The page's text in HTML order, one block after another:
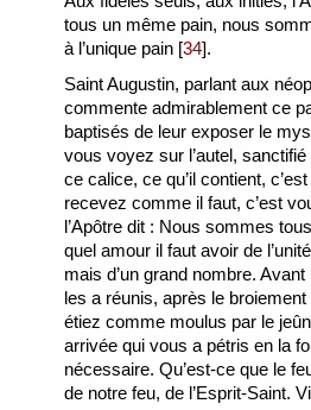
tous un même pain, nous
à l’unique pain [34].
Saint Augustin, parlant aux
commente admirablement ce
baptisés de leur exposer le
vous voyez sur l’autel,
ce calice, ce qu’il contient,
recevez comme il faut, c’est
l’Apôtre dit : Nous sommes
quel amour il faut avoir de
mais d’un grand nombre.
les a réunis, après le
étiez comme moulus par le
arrivée qui vous a pétris en la
nécessaire. Qu’est-ce que le
de notre feu, de l’Esprit-Saint.